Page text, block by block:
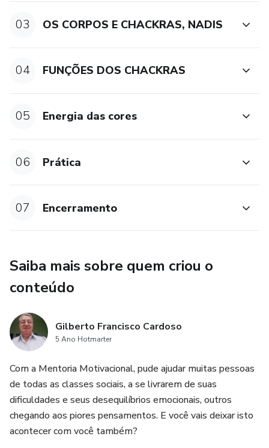
03 OS CORPOS E CHACKRAS, NADIS
04 FUNÇÕES DOS CHACKRAS
05 Energia das cores
06 Prática
07 Encerramento
Saiba mais sobre quem criou o
conteúdo
Gilberto Francisco Cardoso
5 Ano Hotmarter
Com a Mentoria Motivacional, pude ajudar muitas pessoas
de todas as classes sociais, a se livrarem de suas
dificuldades e seus desequilíbrios emocionais, outros
chegando aos piores pensamentos. E você vais deixar isto
acontecer com você também?